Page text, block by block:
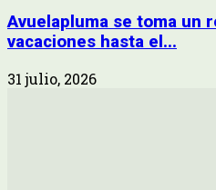
Avuelapluma se toma un
vacaciones hasta el...
31 julio, 2026